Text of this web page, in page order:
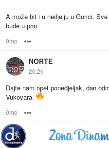
A može bit i u nedjelju u Gorici.
bude u pon.
9mo
NORTE
26.2k
Dajte nam opet ponedjeljak, dan
Vukovara.
9mo